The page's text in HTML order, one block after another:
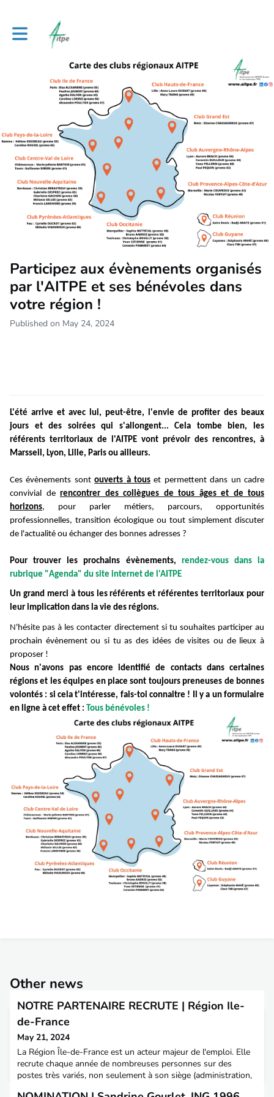
Toggle main navigation
Participez aux évènements organisés
par l'AITPE et ses bénévoles dans
votre région !
Published on May 24, 2024
L'été arrive et avec lui, peut-être, l'envie de profiter des beaux
jours et des soirées qui s'allongent... Cela tombe bien, les
référents territoriaux de l'AITPE vont prévoir des rencontres, à
Marsseil, Lyon, Lille, Paris ou ailleurs.
Ces évènements sontouverts à tous et permettent dans un cadre
convivial de rencontrer des collègues de tous âges et de tous
horizons, pour parler métiers, parcours, opportunités
professionnelles, transition écologique ou tout simplement discuter
de l'actualité ou échanger des bonnes adresses ?
Pour trouver les prochains évènements, rendez-vous dans la
rubrique "Agenda" du site internet de l'AITPE
Un grand merci à tous les référents et référentes territoriaux pour
leur implication dans la vie des régions.
N'hésite pas à lescontacter directement si tu souhaites participer au
prochain évènement ou si tu as des idées de visites ou de lieux à
proposer !
Nous n'avons pas encore identifié de contacts dans certaines
régions et les équipes en place sont toujours preneuses de bonnes
volontés : si cela t'intéresse, fais-toi connaitre ! Il y a un formulaire
en ligne à cet effet : Tous bénévoles !
Other news
NOTRE PARTENAIRE RECRUTE | Région Ile-
de-France
May 21, 2024
La Région Île-de-France est un acteur majeur de l'emploi. Elle
recrute chaque année de nombreuses personnes sur des
postes très variés, non seulement à son siège (administration,